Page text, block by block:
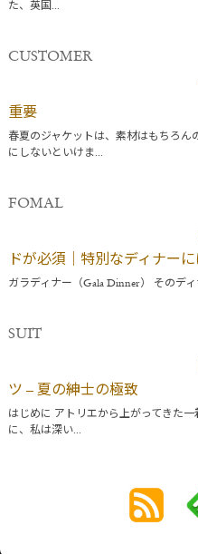
た、英国...
CUSTOMER
重要
春夏のジャケットは、素材はもちろ
にしないといけま...
FOMAL
ドが必須｜特別なディナー
ガラディナー（Gala Dinner） そのデ
SUIT
ツ – 夏の紳士の極致
はじめに アトリエから上がってきた
に、私は深い...